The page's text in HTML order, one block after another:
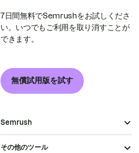
7日間無料でSemrushをお試しくださ
い。いつでもご利用を取り消すことが
できます。
無償試用版を試す
Semrush
その他のツール